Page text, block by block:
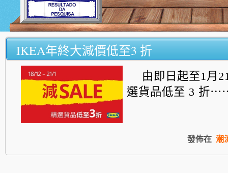
IKEA年終大減價低至3 折
由即日起至1月
選貨品低至 3 折
發佈在 潮